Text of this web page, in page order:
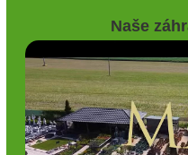
Naše